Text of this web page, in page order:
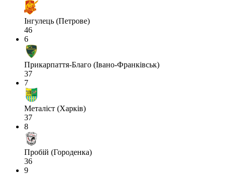
Інгулець (Петрове)
46
6
Прикарпаття-Благо (Івано-Франківськ)
37
7
Металіст (Харків)
37
8
Пробій (Городенка)
36
9